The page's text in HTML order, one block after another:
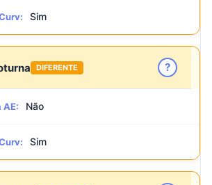
Sim
DIFERENTE ?
AE: Não
Sim